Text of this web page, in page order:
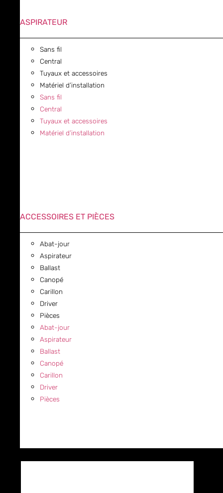
ASPIRATEUR
Sans fil
Central
Tuyaux et accessoires
Matériel d’installation
Sans fil
Central
Tuyaux et accessoires
Matériel d’installation
ACCESSOIRES ET PIÈCES
Abat-jour
Aspirateur
Ballast
Canopé
Carillon
Driver
Pièces
Abat-jour
Aspirateur
Ballast
Canopé
Carillon
Driver
Pièces